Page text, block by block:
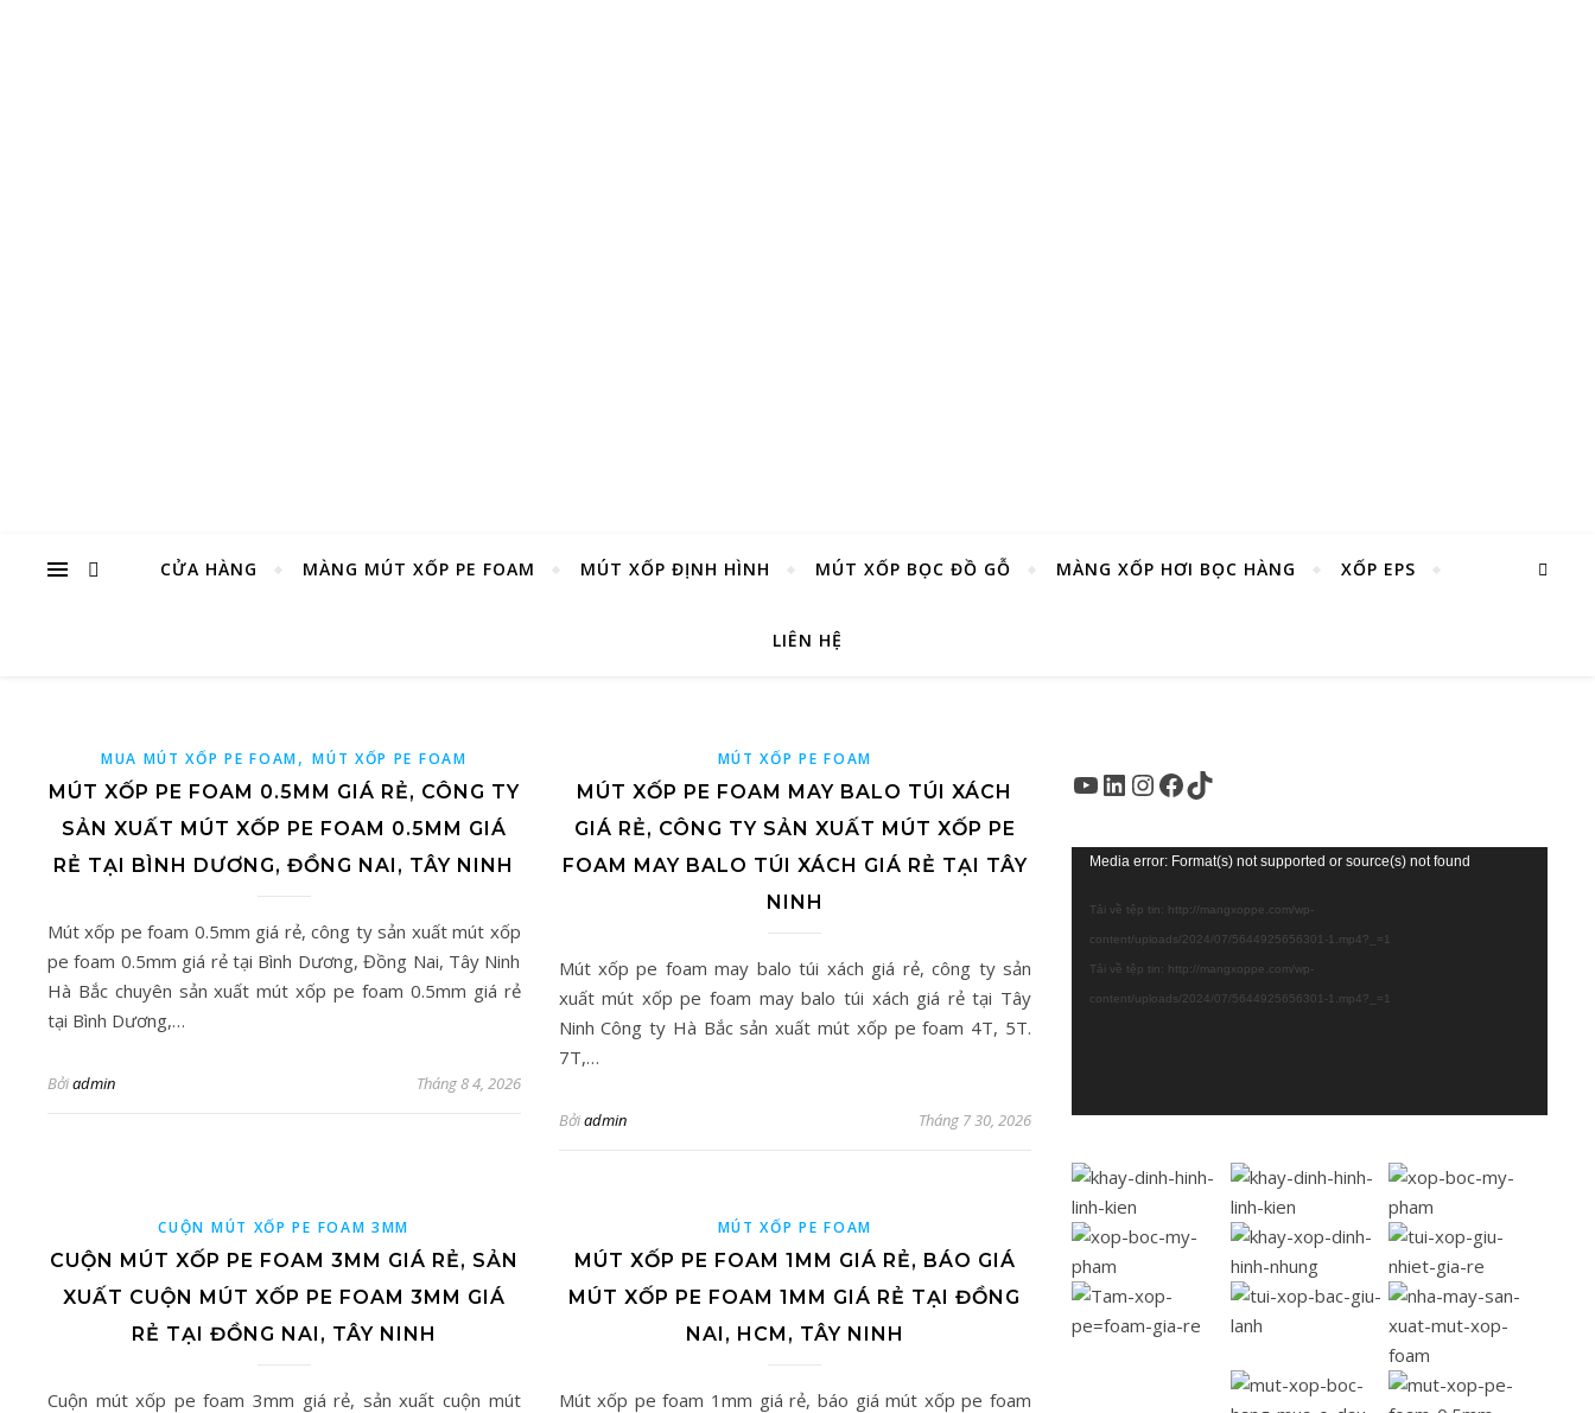
CỬA HÀNG MÀNG MÚT XỐP PE FOAM MÚT XỐP ĐỊNH HÌNH MÚT XỐP BỌC ĐỒ GỖ MÀNG XỐP HƠI BỌC HÀNG XỐP EPS
LIÊN HỆ
MUA MÚT XỐP PE FOAM,MÚT XỐP PE FOAM
MÚT XỐP PE FOAM 0.5MM GIÁ RẺ, CÔNG TY
SẢN XUẤT MÚT XỐP PE FOAM 0.5MM GIÁ
RẺ TẠI BÌNH DƯƠNG, ĐỒNG NAI, TÂY NINH
Mút xốp pe foam 0.5mm giá rẻ, công ty sản xuất mút xốp
pe foam 0.5mm giá rẻ tại Bình Dương, Đồng Nai, Tây Ninh
Hà Bắc chuyên sản xuất mút xốp pe foam 0.5mm giá rẻ
tại Bình Dương,…
Bởiadmin Tháng 8 4, 2026
MÚT XỐP PE FOAM
MÚT XỐP PE FOAM MAY BALO TÚI XÁCH
GIÁ RẺ, CÔNG TY SẢN XUẤT MÚT XỐP PE
FOAM MAY BALO TÚI XÁCH GIÁ RẺ TẠI TÂY
NINH
Mút xốp pe foam may balo túi xách giá rẻ, công ty sản
xuất mút xốp pe foam may balo túi xách giá rẻ tại Tây
Ninh Công ty Hà Bắc sản xuất mút xốp pe foam 4T, 5T.
7T,…
Bởiadmin Tháng 7 30, 2026
CUỘN MÚT XỐP PE FOAM 3MM
CUỘN MÚT XỐP PE FOAM 3MM GIÁ RẺ, SẢN
XUẤT CUỘN MÚT XỐP PE FOAM 3MM GIÁ
RẺ TẠI ĐỒNG NAI, TÂY NINH
Cuộn mút xốp pe foam 3mm giá rẻ, sản xuất cuộn mút
MÚT XỐP PE FOAM
MÚT XỐP PE FOAM 1MM GIÁ RẺ, BÁO GIÁ
MÚT XỐP PE FOAM 1MM GIÁ RẺ TẠI ĐỒNG
NAI, HCM, TÂY NINH
Mút xốp pe foam 1mm giá rẻ, báo giá mút xốp pe foam
Youtube
LinkedIn
Instagram
Facebook
TikTok
Trình
Video
Media error: Format(s) not supported or source(s) not found
Tải về tệp tin: http://mangxoppe.com/wp-
content/uploads/2024/07/5644925656301-1.mp4?_=1
Tải về tệp tin: http://mangxoppe.com/wp-
content/uploads/2024/07/5644925656301-1.mp4?_=1